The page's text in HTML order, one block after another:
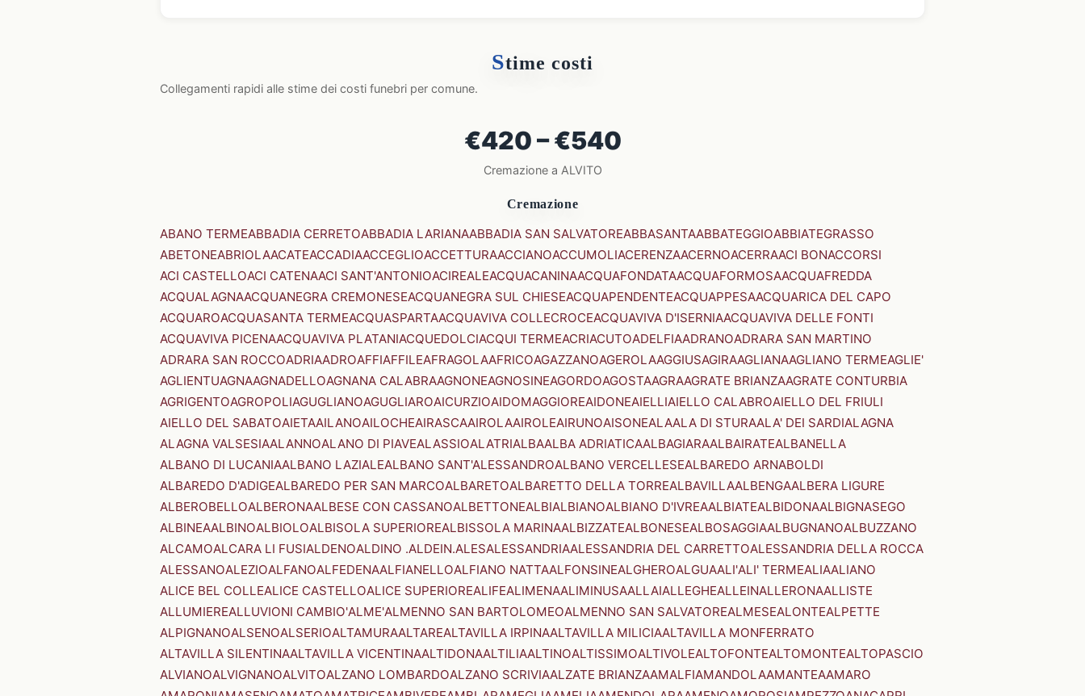
Stime costi
Collegamenti rapidi alle stime dei costi funebri per comune.
€420 – €540
Cremazione a ALVITO
Cremazione
ABANO TERMEABBADIA CERRETOABBADIA LARIANAABBADIA SAN SALVATOREABBASANTAABBATEGGIOABBIATEGRASSO
ABETONEABRIOLAACATEACCADIAACCEGLIOACCETTURAACCIANOACCUMOLIACERENZAACERNOACERRAACI BONACCORSI
ACI CASTELLOACI CATENAACI SANT'ANTONIOACIREALEACQUACANINAACQUAFONDATAACQUAFORMOSAACQUAFREDDA
ACQUALAGNAACQUANEGRA CREMONESEACQUANEGRA SUL CHIESEACQUAPENDENTEACQUAPPESAACQUARICA DEL CAPO
ACQUAROACQUASANTA TERMEACQUASPARTAACQUAVIVA COLLECROCEACQUAVIVA D'ISERNIAACQUAVIVA DELLE FONTI
ACQUAVIVA PICENAACQUAVIVA PLATANIACQUEDOLCIACQUI TERMEACRIACUTOADELFIAADRANOADRARA SAN MARTINO
ADRARA SAN ROCCOADRIAADROAFFIAFFILEAFRAGOLAAFRICOAGAZZANOAGEROLAAGGIUSAGIRAAGLIANAAGLIANO TERMEAGLIE'
AGLIENTUAGNAAGNADELLOAGNANA CALABRAAGNONEAGNOSINEAGORDOAGOSTAAGRAAGRATE BRIANZAAGRATE CONTURBIA
AGRIGENTOAGROPOLIAGUGLIANOAGUGLIAROAICURZIOAIDOMAGGIOREAIDONEAIELLIAIELLO CALABROAIELLO DEL FRIULI
AIELLO DEL SABATOAIETAAILANOAILOCHEAIRASCAAIROLAAIROLEAIRUNOAISONEALAALA DI STURAALA' DEI SARDIALAGNA
ALAGNA VALSESIAALANNOALANO DI PIAVEALASSIOALATRIALBAALBA ADRIATICAALBAGIARAALBAIRATEALBANELLA
ALBANO DI LUCANIAALBANO LAZIALEALBANO SANT'ALESSANDROALBANO VERCELLESEALBAREDO ARNABOLDI
ALBAREDO D'ADIGEALBAREDO PER SAN MARCOALBARETOALBARETTO DELLA TORREALBAVILLAALBENGAALBERA LIGURE
ALBEROBELLOALBERONAALBESE CON CASSANOALBETTONEALBIALBIANOALBIANO D'IVREAALBIATEALBIDONAALBIGNASEGO
ALBINEAALBINOALBIOLOALBISOLA SUPERIOREALBISSOLA MARINAALBIZZATEALBONESEALBOSAGGIAALBUGNANOALBUZZANO
ALCAMOALCARA LI FUSIALDENOALDINO .ALDEIN.ALESALESSANDRIAALESSANDRIA DEL CARRETTOALESSANDRIA DELLA ROCCA
ALESSANOALEZIOALFANOALFEDENAALFIANELLOALFIANO NATTAALFONSINEALGHEROALGUAALI'ALI' TERMEALIAALIANO
ALICE BEL COLLEALICE CASTELLOALICE SUPERIOREALIFEALIMENAALIMINUSAALLAIALLEGHEALLEINALLERONAALLISTE
ALLUMIEREALLUVIONI CAMBIO'ALME'ALMENNO SAN BARTOLOMEOALMENNO SAN SALVATOREALMESEALONTEALPETTE
ALPIGNANOALSENOALSERIOALTAMURAALTAREALTAVILLA IRPINAALTAVILLA MILICIAALTAVILLA MONFERRATO
ALTAVILLA SILENTINAALTAVILLA VICENTINAALTIDONAALTILIAALTINOALTISSIMOALTIVOLEALTOFONTEALTOMONTEALTOPASCIO
ALVIANOALVIGNANOALVITOALZANO LOMBARDOALZANO SCRIVIAALZATE BRIANZAAMALFIAMANDOLAAMANTEAAMARO